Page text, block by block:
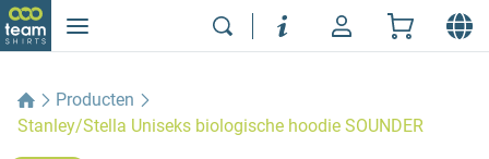
Producten
Stanley/Stella Uniseks biologische hoodie SOUNDER